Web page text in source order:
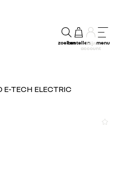
zoekenbestellenmijn
account
menu
TECH ELECTRIC